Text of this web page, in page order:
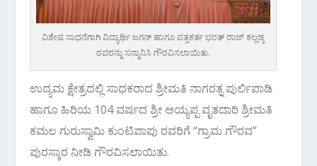
ವಿಶೇಷ ಸಾಧನೆಗಾಗಿ ವಿದ್ಯಾರ್ಥಿ ಜಗನ್ ಹಾಗೂ ಪತ್ರಕರ್ತ ಭರತ್ ರಾಜ್ ಕಲ್ಲಡ್ಕ
ರವರನ್ನು ಸನ್ಮಾನಿಸಿ ಗೌರವಿಸಲಾಯಿತು.
ಉದ್ಯಮ ಕ್ಷೇತ್ರದಲ್ಲಿ ಸಾಧಕರಾದ ಶ್ರೀಮತಿ ನಾಗರತ್ನ ಪುರ್ಲಿಪಾಡಿ
ಹಾಗೂ ಹಿರಿಯ 104 ವರ್ಷದ ಶ್ರೀ ಅಯ್ಯಪ್ಪ ವೃತದಾರಿ ಶ್ರೀಮತಿ
ಕಮಲ ಗುರುಸ್ವಾಮಿ ಕುಂಟಿಪಾಪು ರವರಿಗೆ “ಗ್ರಾಮ ಗೌರವ”
ಪುರಸ್ಕಾರ ನೀಡಿ ಗೌರವಿಸಲಾಯಿತು.